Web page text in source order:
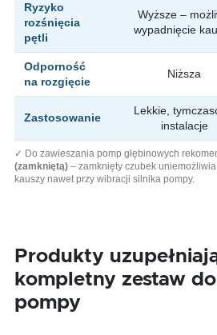
Ryzyko
rozśnięcia
pętli
Wyższe –
wypadnięcie
Odporność
na rozgięcie
Niższa
Zastosowanie
Lekkie,
instalacje
✓ Do zawieszania pomp głębinowych
(zamkniętą) – zamknięty czubek
kauszy nawet przy wibracji silnika pompy.
Produkty
kompletny zestaw
pompy